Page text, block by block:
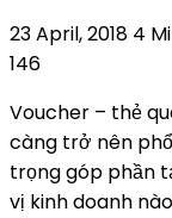
23 April, 2018 4
146
Voucher – thẻ
càng trở nên
trọng góp phần
vị kinh doanh